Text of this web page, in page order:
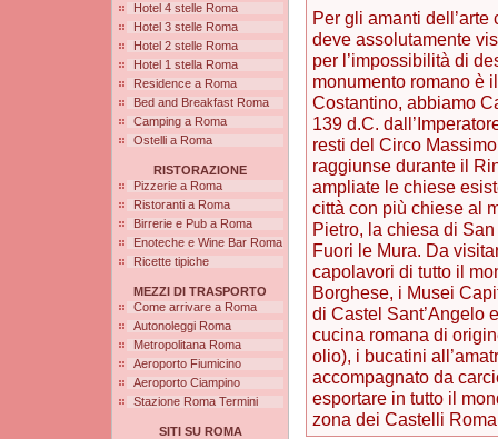
Hotel 4 stelle Roma
Hotel 3 stelle Roma
Hotel 2 stelle Roma
Hotel 1 stella Roma
Residence a Roma
Bed and Breakfast Roma
Camping a Roma
Ostelli a Roma
RISTORAZIONE
Pizzerie a Roma
Ristoranti a Roma
Birrerie e Pub a Roma
Enoteche e Wine Bar Roma
Ricette tipiche
MEZZI DI TRASPORTO
Come arrivare a Roma
Autonoleggi Roma
Metropolitana Roma
Aeroporto Fiumicino
Aeroporto Ciampino
Stazione Roma Termini
SITI SU ROMA
Per gli amanti
deve assolutamente
per l’impossibilità di
monumento romano è
Costantino, abbiamo
139 d.C.
resti del Circo
raggiunse durante il
ampliate le chiese
città con più chiese al
Pietro, la chiesa di
Fuori le Mura. Da
capolavori di tutto il
Borghese, i Musei
di Castel Sant’Angelo
cucina romana di
olio), i bucatini
accompagnato da
esportare in tutto il
zona dei Castelli